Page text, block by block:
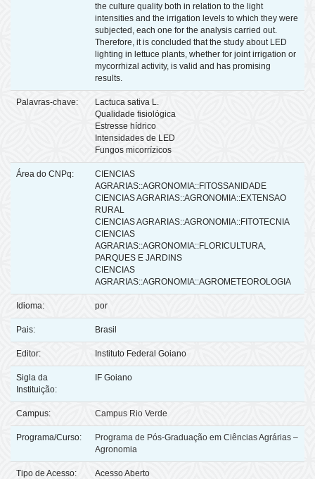
the culture quality both in relation to the light
intensities and the irrigation levels to which they were
subjected, each one for the analysis carried out.
Therefore, it is concluded that the study about LED
lighting in lettuce plants, whether for joint irrigation or
mycorrhizal activity, is valid and has promising
results.
Palavras-chave:
Lactuca sativa L.
Qualidade fisiológica
Estresse hídrico
Intensidades de LED
Fungos micorrízicos
Área do CNPq:
CIENCIAS
AGRARIAS::AGRONOMIA::FITOSSANIDADE
CIENCIAS AGRARIAS::AGRONOMIA::EXTENSAO
RURAL
CIENCIAS AGRARIAS::AGRONOMIA::FITOTECNIA
CIENCIAS
AGRARIAS::AGRONOMIA::FLORICULTURA,
PARQUES E JARDINS
CIENCIAS
AGRARIAS::AGRONOMIA::AGROMETEOROLOGIA
Idioma: por
Pais: Brasil
Editor: Instituto Federal Goiano
Sigla da
Instituição:
IF Goiano
Campus: Campus Rio Verde
Programa/Curso:
Programa de Pós-Graduação em Ciências Agrárias –
Agronomia
Tipo de Acesso: Acesso Aberto